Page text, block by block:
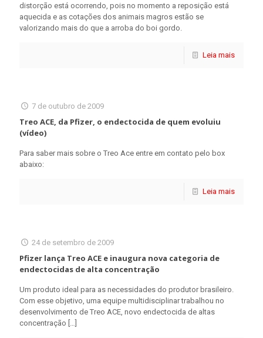
distorção está ocorrendo, pois no momento a reposição está
aquecida e as cotações dos animais magros estão se
valorizando mais do que a arroba do boi gordo.
Leia mais
7 de outubro de 2009
Treo ACE, da Pfizer, o endectocida de quem evoluiu
(vídeo)
Para saber mais sobre o Treo Ace entre em contato pelo box
abaixo:
Leia mais
24 de setembro de 2009
Pfizer lança Treo ACE e inaugura nova categoria de
endectocidas de alta concentração
Um produto ideal para as necessidades do produtor brasileiro.
Com esse objetivo, uma equipe multidisciplinar trabalhou no
desenvolvimento de Treo ACE, novo endectocida de altas
concentração […]